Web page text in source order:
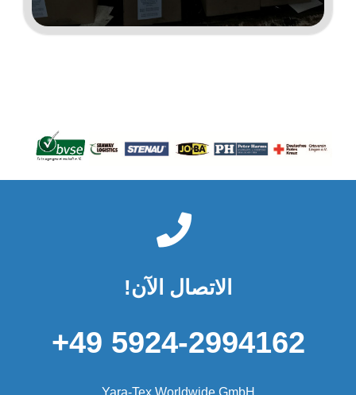
الاتصال الآن!
5924-2994162 49+